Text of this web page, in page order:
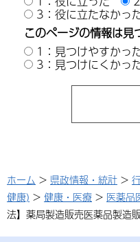
3：役に立たなかっ
このページの情報は見
1：見つけやすかっ
3：見つけにくかっ
ホーム > 県政情報・統計 >
健康) > 健康・医療 > 医薬品
法】薬局製造販売医薬品製造